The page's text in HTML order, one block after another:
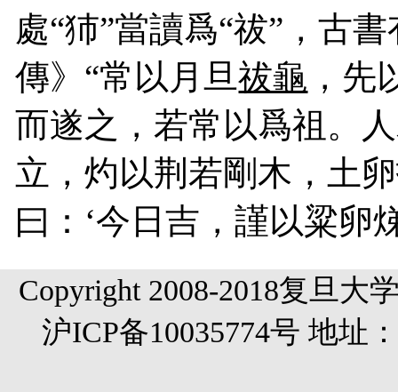
處“犻”當讀爲“祓”，古
傳》“常以月旦祓龜 ，
而遂之，若常以爲祖。
立，灼以荆若剛木，土
曰：‘今日吉，謹以粱卵
Copyright 2008-2018复旦大
沪ICP备10035774号 地址